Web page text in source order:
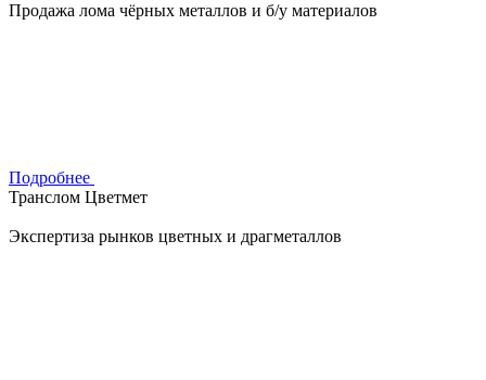
Продажа лома чёрных металлов и б/у материалов
Подробнее
Транслом Цветмет
Экспертиза рынков цветных и драгметаллов